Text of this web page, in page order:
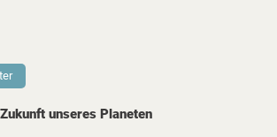
unseres Planeten